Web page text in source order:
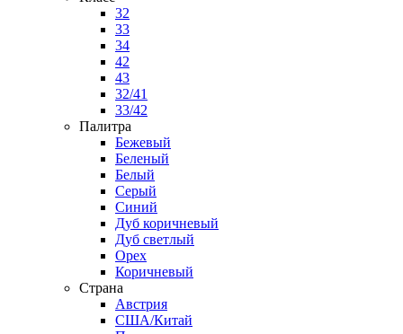
32
33
34
42
43
32/41
33/42
Палитра
Бежевый
Беленый
Белый
Серый
Синий
Дуб коричневый
Дуб светлый
Орех
Коричневый
Страна
Австрия
США/Китай